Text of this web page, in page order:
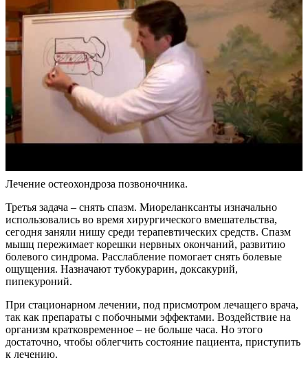
Лечение остеохондроза позвоночника.
Третья задача – снять спазм. Миореланксанты изначально
использовались во время хирургического вмешательства,
сегодня заняли нишу среди терапевтических средств. Спазм
мышц пережимает корешки нервных окончаний, развитию
болевого синдрома. Расслабление помогает снять болевые
ощущения. Назначают тубокурарин, доксакурий,
пипекуроний.
При стационарном лечении, под присмотром лечащего врача,
так как препараты с побочными эффектами. Воздействие на
организм кратковременное – не больше часа. Но этого
достаточно, чтобы облегчить состояние пациента, приступить
к лечению.